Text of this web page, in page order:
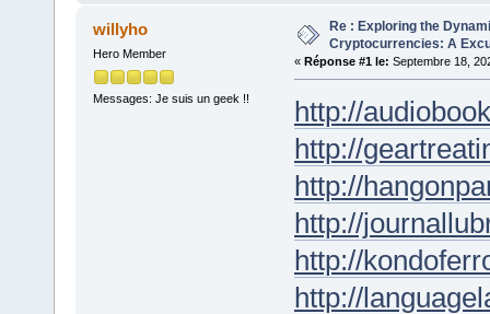
willyho
Hero Member
Messages: Je suis un geek !!
Re : Exploring the
Cryptocurrencies: A
« Réponse #1 le: Septembre 18,
http://
http://
http://
http://
http://
http://